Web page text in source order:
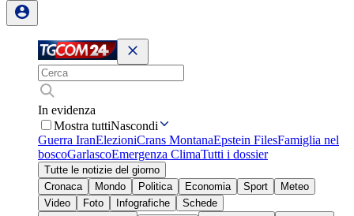
In evidenza
Mostra tuttiNascondi
Guerra IranElezioniCrans MontanaEpstein FilesFamiglia nel
boscoGarlascoEmergenza ClimaTutti i dossier
Tutte le notizie del giorno
Cronaca
Mondo Politica Economia Sport
Meteo
Video
Foto Infografiche
Schede